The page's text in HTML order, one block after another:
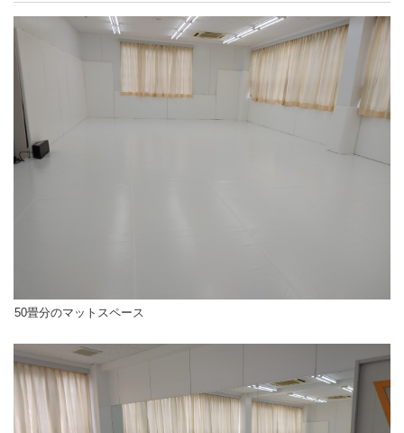
50畳分のマットスペース